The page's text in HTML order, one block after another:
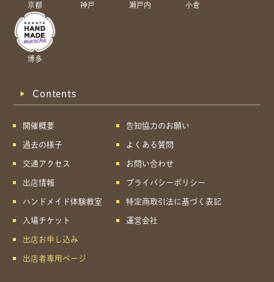
京都 神戸 瀬戸内 小倉
博多
Contents
開催概要
過去の様子
交通アクセス
出店情報
ハンドメイド体験教室
入場チケット
出店お申し込み
出店者専用ページ
告知協力のお願い
よくある質問
お問い合わせ
プライバシーポリシー
特定商取引法に基づく表記
運営会社